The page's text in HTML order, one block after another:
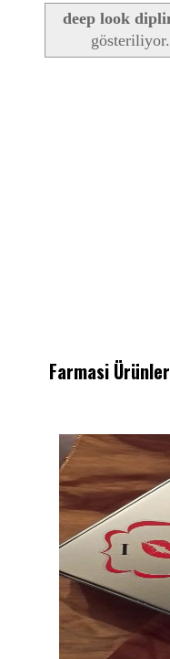
deep look
gösteriliyor.
Farmasi